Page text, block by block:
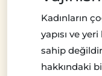
Kadınların
yapısı ve
sahip
hakkındaki